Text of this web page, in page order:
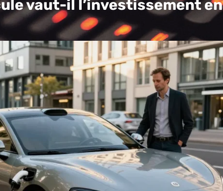
vaut-il l’investissement en